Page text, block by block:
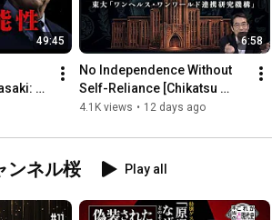
49:45 6:58
No Independence Without
Self-Reliance [Chikatsu
Hayashi’s This is the Real
4.1K views • 12 days ago
ンネル桜 Play all